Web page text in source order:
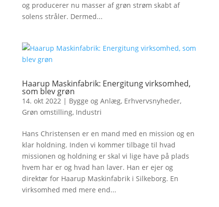
og producerer nu masser af grøn strøm skabt af
solens stråler. Dermed...
Haarup Maskinfabrik: Energitung virksomhed,
som blev grøn
14. okt 2022| Bygge og Anlæg, Erhvervsnyheder,
Grøn omstilling, Industri
Hans Christensen er en mand med en mission og en
klar holdning. Inden vi kommer tilbage til hvad
missionen og holdning er skal vi lige have på plads
hvem har er og hvad han laver. Han er ejer og
direktør for Haarup Maskinfabrik i Silkeborg. En
virksomhed med mere end...